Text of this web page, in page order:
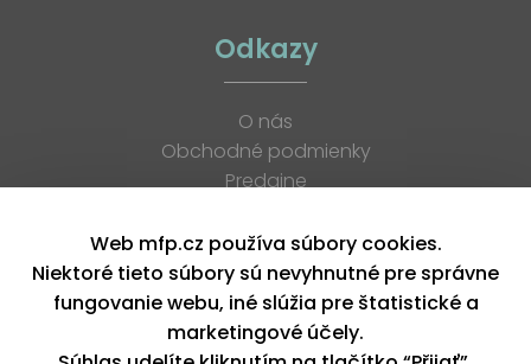
Odkazy
O nás
Obchodné podmienky
Predajne
K stiahnutiu
Blog
Kontakt
Kariéra
XML feed
Web mfp.cz používa súbory cookies.
Niektoré tieto súbory sú nevyhnutné pre správne
fungovanie webu, iné slúžia pre štatistické a
marketingové účely.